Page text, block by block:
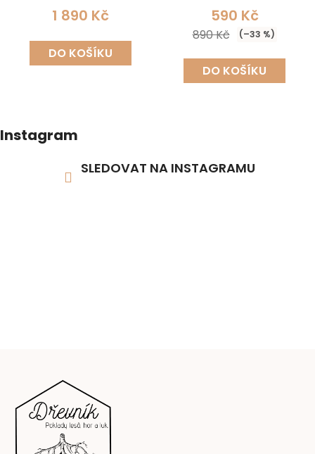
1 890 Kč
DO KOŠÍKU
590 Kč
890 Kč (–33 %)
DO KOŠÍKU
Instagram
SLEDOVAT NA INSTAGRAMU